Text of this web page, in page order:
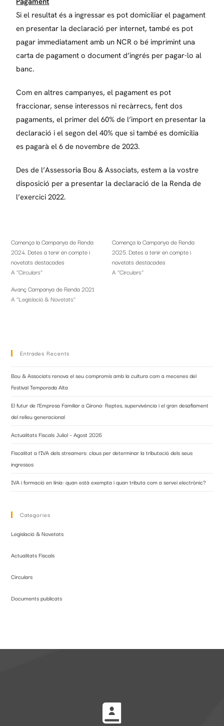
Si el resultat és a ingressar es pot domiciliar el pagament
en presentar la declaració per internet, també es pot
pagar immediatament amb un NCR o bé imprimint una
carta de pagament o document d’ingrés per pagar-lo al
banc.
Com en altres campanyes, el pagament es pot
fraccionar, sense interessos ni recàrrecs, fent dos
pagaments, el primer del 60% de l’import en presentar la
declaració i el segon del 40% que si també es domicilia
es pagarà el 6 de novembre de 2023.
Des de l’Assessoria Bou & Associats, estem a la vostre
disposició per a presentar la declaració de la Renda de
l’exercici 2022.
Comença la Campanya de Renda
2024. Dates a tenir en compte i
novetats destacades
A "Circulars"
Comença la Campanya de Renda
2025. Dates a tenir en compte i
novetats destacades
A "Circulars"
Avanç Campanya de Renda 2021
A "Legislació & Novetats"
Entrades Recents
Bou & Associats renova el seu compromís amb la cultura com a mecenes del
Festival Temporada Alta
El futur de l’Empresa Familiar a Girona: Reptes, supervivència i el gran desafiament
del relleu generacional
Actualitats Fiscals Juliol – Agost 2026
Fiscalitat a l’IVA dels streamers: claus per determinar la tributació dels seus
ingressos
IVA i formació en línia: quan està exempta i quan tributa com a servei electrònic?
Categories
Legislació & Novetats
Actualitats Fiscals
Circulars
Documents publicats